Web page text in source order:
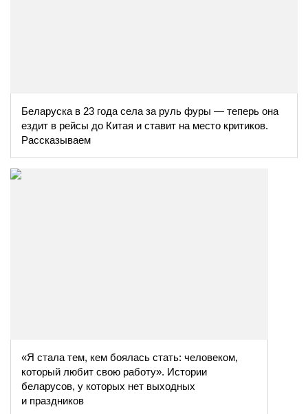
Беларуска в 23 года села за руль фуры — теперь она
ездит в рейсы до Китая и ставит на место критиков.
Рассказываем
«Я стала тем, кем боялась стать: человеком,
который любит свою работу». Истории
беларусов, у которых нет выходных
и праздников